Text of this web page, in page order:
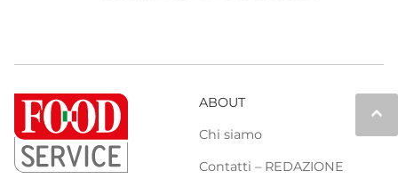
keyboard_arrow_up
ABOUT
Chi siamo
Contatti – REDAZIONE